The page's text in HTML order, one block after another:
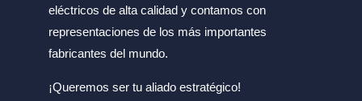
eléctricos de alta calidad y contamos con
representaciones de los más importantes
fabricantes del mundo.
¡Queremos ser tu aliado estratégico!